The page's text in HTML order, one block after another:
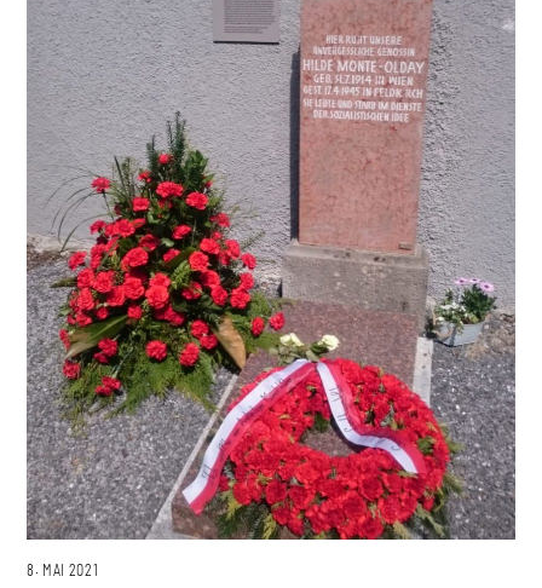
8. MAI 2021